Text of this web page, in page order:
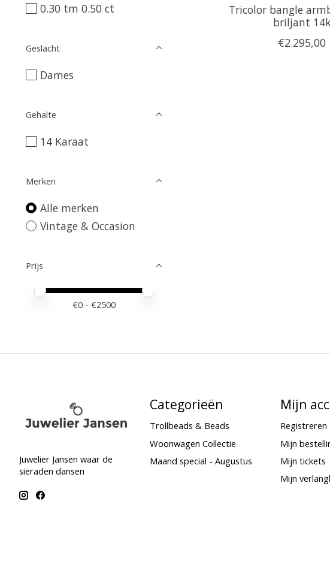
0.30 tm 0.50 ct
Geslacht
Dames
Gehalte
14 Karaat
Merken
Alle merken
Vintage & Occasion
Prijs
Minimale prijswaarde
Price maximum value
€0 - €2500
Tricolor bangle
briljant 14k
€2.295,00
Juwelier Jansen waar de
sieraden dansen
Categorieën
Trollbeads & Beads
Woonwagen Collectie
Maand special - Augustus
Mijn
Registreren
Mijn
Mijn tickets
Mijn